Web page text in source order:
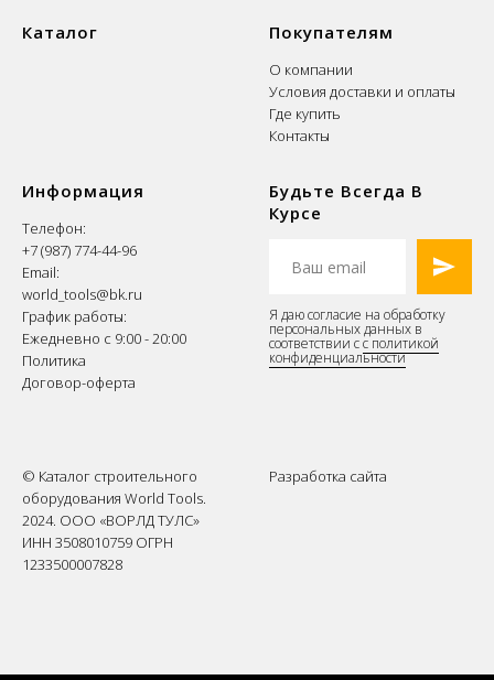
Каталог Покупателям
О компании
Условия доставки и оплаты
Где купить
Контакты
Информация
Телефон:
+7 (987) 774-44-96
Email:
world_tools@bk.ru
График работы:
Ежедневно с 9:00 - 20:00
Политика
Договор-оферта
Будьте Всегда В
Курсе
Я даю согласие на обработку
персональных данных в
соответствии сс политикой
конфиденциальности
© Каталог строительного
оборудования World Tools.
2024. ООО «ВОРЛД ТУЛС»
ИНН 3508010759 ОГРН
1233500007828
Разработка сайта